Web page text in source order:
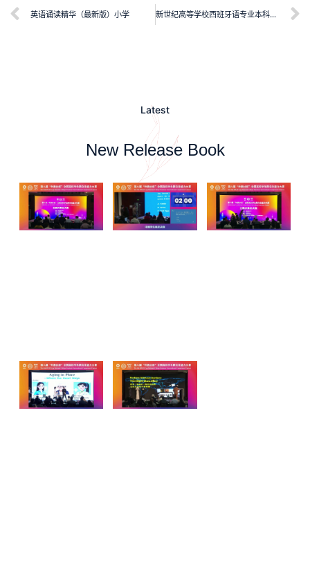
英语诵读精华（最新版）小学 新世纪高等学校西班牙语专业本科生系列教材：西班牙语阅读教程（4）
Latest
New Release Book